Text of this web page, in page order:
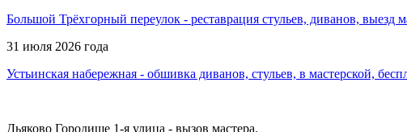
Большой Трёхгорный переулок - реставрация стульев, диванов, выезд
31 июля 2026 года
Устьинская набережная - обшивка диванов, стульев, в мастерской,
Дьяково Городище 1-я улица - вызов мастера.